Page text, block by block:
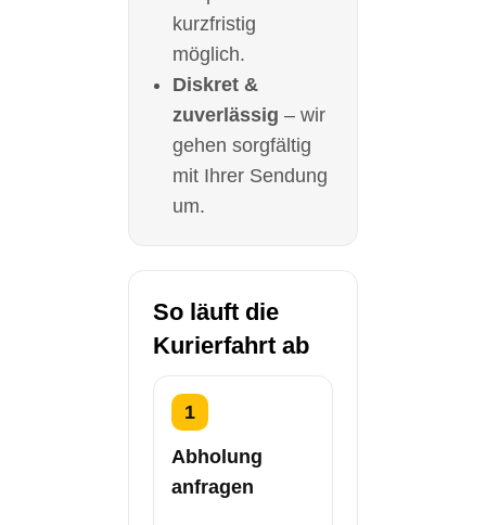
kurzfristig
möglich.
Diskret &
zuverlässig – wir
gehen sorgfältig
mit Ihrer Sendung
um.
So läuft die
Kurierfahrt ab
1
Abholung
anfragen